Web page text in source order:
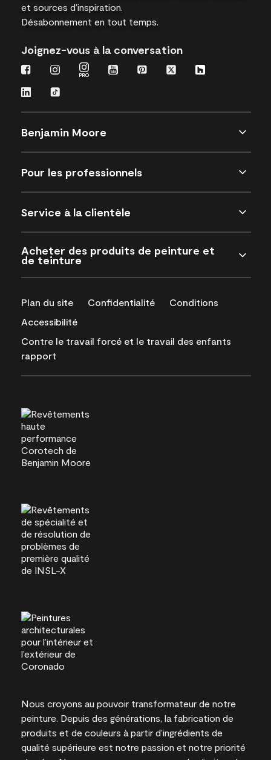
et sources d’inspiration.
Désabonnement en tout temps.
Joignez-vous à la conversation
Benjamin Moore
Pour les professionnels
Service à la clientèle
Acheter des produits de peinture et
de teinture
Plan du site Confidentialité
Conditions
Accessibilité
Contre le travail forcé et le travail des enfants
rapport
Nous croyons au pouvoir transformateur de notre
peinture. Depuis des générations, la fabrication de
produits et de couleurs à partir d’ingrédients de
qualité supérieure est notre passion et notre priorité